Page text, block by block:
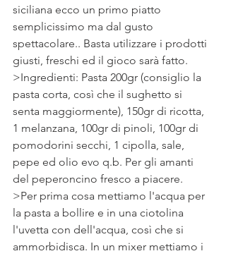
siciliana ecco un primo piatto
semplicissimo ma dal gusto
spettacolare.. Basta utilizzare i prodotti
giusti, freschi ed il gioco sarà fatto.
>Ingredienti: Pasta 200gr (consiglio la
pasta corta, così che il sughetto si
senta maggiormente), 150gr di ricotta,
1 melanzana, 100gr di pinoli, 100gr di
pomodorini secchi, 1 cipolla, sale,
pepe ed olio evo q.b. Per gli amanti
del peperoncino fresco a piacere.
>Per prima cosa mettiamo l'acqua per
la pasta a bollire e in una ciotolina
l'uvetta con dell'acqua, così che si
ammorbidisca. In un mixer mettiamo i